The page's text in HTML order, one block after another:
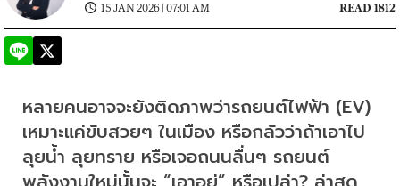
15 JAN 2026 | 07:01 AM
READ 1812
หลายคนอาจจะยังติดภาพว่ารถยนต์ไฟฟ้า (EV)
เหมาะแค่ขับสวยๆ ในเมือง หรือกลัวว่าถ้าเอาไป
ลุยน้ำ ลุยทราย หรือเจอถนนลื่นๆ รถยนต์